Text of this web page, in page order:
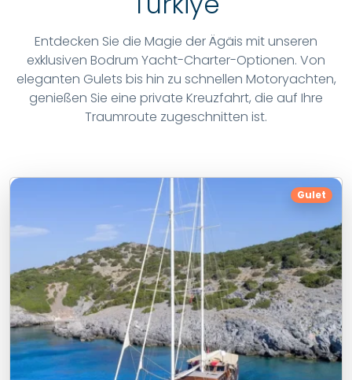
Entdecken Sie die Magie der Ägäis mit unseren
exklusiven Bodrum Yacht-Charter-Optionen. Von
eleganten Gulets bis hin zu schnellen Motoryachten,
genießen Sie eine private Kreuzfahrt, die auf Ihre
Traumroute zugeschnitten ist.
Gulet